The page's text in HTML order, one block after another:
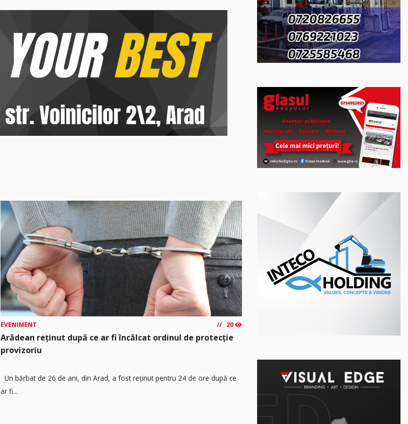
EVENIMENT 20
Arădean reținut după ce ar fi încălcat ordinul de protecție
provizoriu
Un bărbat de 26 de ani, din Arad, a fost reținut pentru 24 de ore după ce
ar fi...